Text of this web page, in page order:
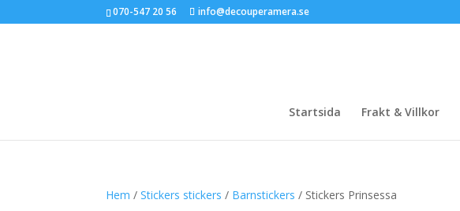
070-547 20 56 info@decouperamera.se
Startsida Frakt & Villkor
Hem /Stickers stickers / Barnstickers / Stickers Prinsessa